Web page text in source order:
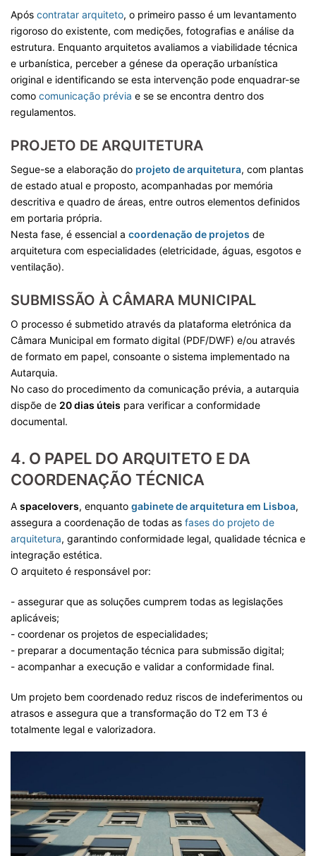
Após contratar arquiteto, o primeiro passo é um levantamento
rigoroso do existente, com medições, fotografias e análise da
estrutura. Enquanto arquitetos avaliamos a viabilidade técnica
e urbanística, perceber a génese da operação urbanística
original e identificando se esta intervenção pode enquadrar-se
como comunicação prévia e se se encontra dentro dos
regulamentos.
PROJETO DE ARQUITETURA
Segue-se a elaboração do projeto de arquitetura, com plantas
de estado atual e proposto, acompanhadas por memória
descritiva e quadro de áreas, entre outros elementos definidos
em portaria própria.
Nesta fase, é essencial a coordenação de projetos de
arquitetura com especialidades (eletricidade, águas, esgotos e
ventilação).
SUBMISSÃO À CÂMARA MUNICIPAL
O processo é submetido através da plataforma eletrónica da
Câmara Municipal em formato digital (PDF/DWF) e/ou através
de formato em papel, consoante o sistema implementado na
Autarquia.
No caso do procedimento da comunicação prévia, a autarquia
dispõe de 20 dias úteis para verificar a conformidade
documental.
4. O PAPEL DO ARQUITETO E DA
COORDENAÇÃO TÉCNICA
A spacelovers, enquanto gabinete de arquitetura em Lisboa,
assegura a coordenação de todas as fases do projeto de
arquitetura, garantindo conformidade legal, qualidade técnica e
integração estética.
O arquiteto é responsável por:
- assegurar que as soluções cumprem todas as legislações
aplicáveis;
- coordenar os projetos de especialidades;
- preparar a documentação técnica para submissão digital;
- acompanhar a execução e validar a conformidade final.
Um projeto bem coordenado reduz riscos de indeferimentos ou
atrasos e assegura que a transformação do T2 em T3 é
totalmente legal e valorizadora.